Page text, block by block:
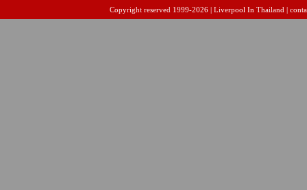
Copyright reserved 1999-2026 | Liverpool In Thailand |